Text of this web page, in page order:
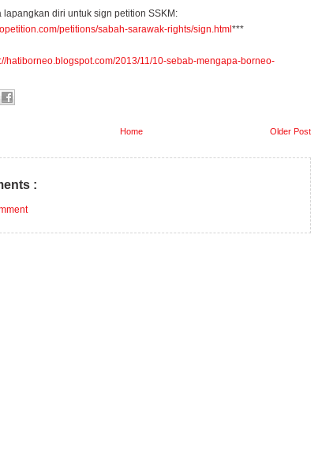
lapangkan diri untuk sign petition SSKM:
petitions/sabah-sarawak-rights/sign.html ***
hatiborneo.blogspot.com/2013/11/10-sebab-mengapa-borneo-
Older Post
Home
: